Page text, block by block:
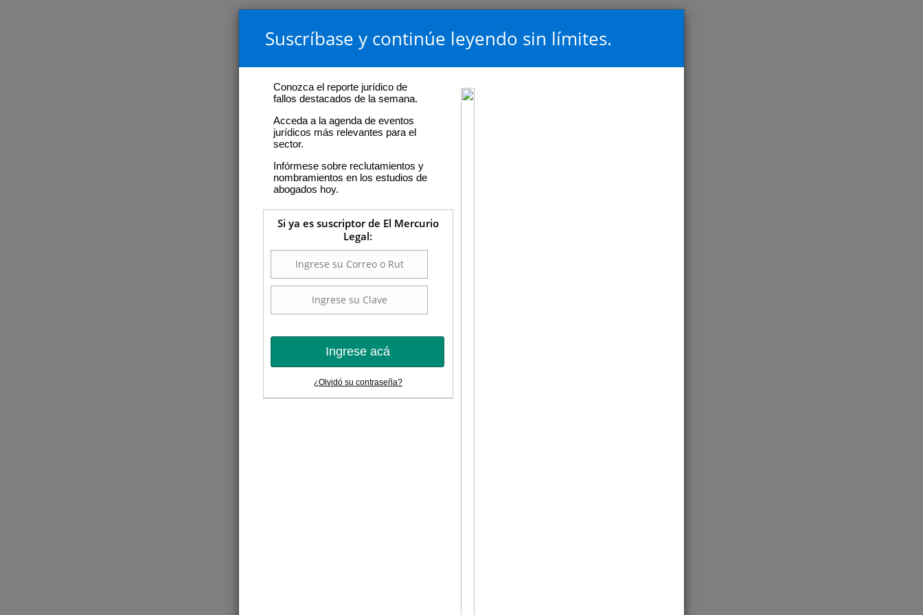
Suscríbase y continúe leyendo sin límites.
Conozca el reporte jurídico de
fallos destacados de la semana.
Acceda a la agenda de eventos
jurídicos más relevantes para el
sector.
Infórmese sobre reclutamientos y
nombramientos en los estudios de
abogados hoy.
Si ya es suscriptor de El Mercurio
Legal:
Ingrese acá
¿Olvidó su contraseña?